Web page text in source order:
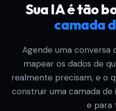
Sua IA é tão
camada
Agende uma conversa
mapear os dados de
realmente precisam, e o
construir uma camada
e para